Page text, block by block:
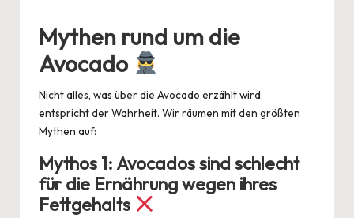
Mythen rund um die
Avocado
Nicht alles, was über die Avocado erzählt wird,
entspricht der Wahrheit. Wir räumen mit den größten
Mythen auf:
Mythos 1: Avocados sind schlecht
für die Ernährung wegen ihres
Fettgehalts